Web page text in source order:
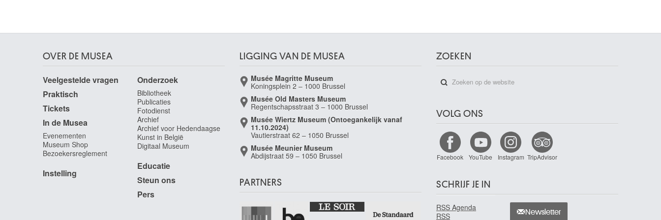
16de eeuw
Parijs (Frankrijk) 1897 - 1981
Parijs 1686 - Beauvais (Frankrijk) 1755
Ouwersloot Jan
Gouda (Nederland) 1902 - Amsterdam
(Nederland) 1975
Overlaet Antoon
Antwerpen 1720 - Antwerpen 1774
Oyens David
Amsterdam (Nederland) 1842 - Elsene / Brussel
Amsterdam (Nederland) 1842 - Elsene / Brussel
OVER DE MUSEA
Veelgestelde vragen
Praktisch
Tickets
In de Musea
Evenementen
Museum Shop
Bezoekersreglement
Instelling
Onderzoek
Bibliotheek
Publicaties
Fotodienst
Archief
Archief voor Hedendaagse
Kunst in België
Digitaal Museum
Educatie
Steun ons
Pers
LIGGING VAN DE MUSEA
Musée Magritte Museum
Koningsplein 2 – 1000 Brussel
Musée Old Masters Museum
Regentschapsstraat 3 – 1000 Brussel
Musée Wiertz Museum (Ontoegankelijk vanaf
11.10.2024)
Vautierstraat 62 – 1050 Brussel
Musée Meunier Museum
Abdijstraat 59 – 1050 Brussel
PARTNERS
ZOEKEN
VOLG ONS
Facebook YouTube Instagram TripAdvisor
SCHRIJF JE IN
RSS Agenda
RSS
Newsletter